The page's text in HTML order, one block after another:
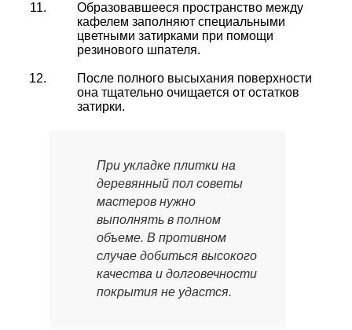
Образовавшееся пространство между
кафелем заполняют специальными
цветными затирками при помощи
резинового шпателя.
После полного высыхания поверхности
она тщательно очищается от остатков
затирки.
При укладке плитки на
деревянный пол советы
мастеров нужно
выполнять в полном
объеме. В противном
случае добиться высокого
качества и долговечности
покрытия не удастся.